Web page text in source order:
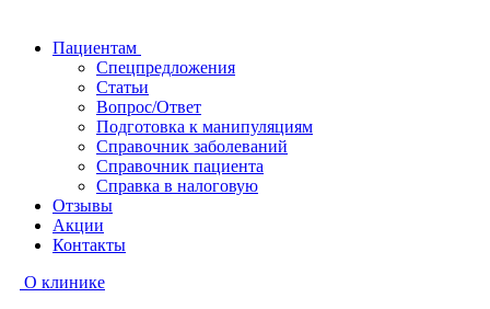
Пациентам
Спецпредложения
Статьи
Вопрос/Ответ
Подготовка к манипуляциям
Справочник заболеваний
Справочник пациента
Справка в налоговую
Отзывы
Акции
Контакты
О клинике